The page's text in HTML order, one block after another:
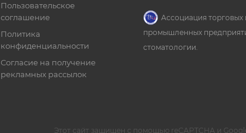
Пользовательское
соглашение
Политика
конфиденциальности
Согласие на получение
рекламных рассылок
Ассоциация торговых
промышленных
стоматологии.
Этот сайт защищен с помощью reCAPTCHA и